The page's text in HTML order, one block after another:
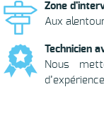
Zone
Aux
Technicien
Nous